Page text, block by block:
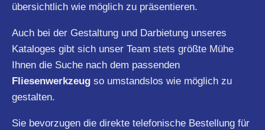
übersichtlich wie möglich zu präsentieren.
Auch bei der Gestaltung und Darbietung unseres
Kataloges gibt sich unser Team stets größte Mühe
Ihnen die Suche nach dem passenden
Fliesenwerkzeug so umstandslos wie möglich zu
gestalten.
Sie bevorzugen die direkte telefonische Bestellung für